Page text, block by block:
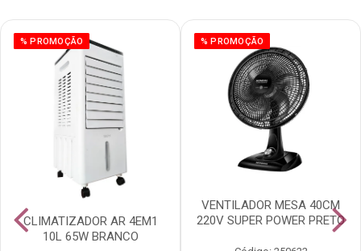
% PROMOÇÃO
CLIMATIZADOR AR 4EM1
10L 65W BRANCO
% PROMOÇÃO
VENTILADOR MESA 40CM
220V SUPER POWER PRETO